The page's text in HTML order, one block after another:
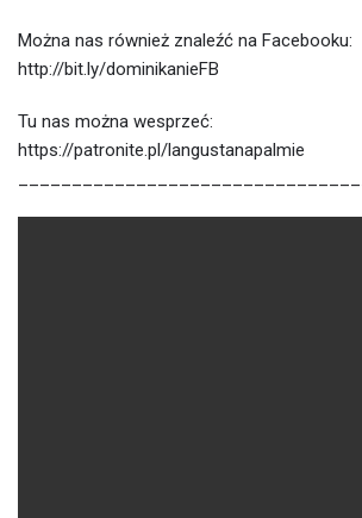
Można nas również znaleźć na Facebooku:
http://bit.ly/dominikanieFB
Tu nas można wesprzeć:
https://patronite.pl/langustanapalmie